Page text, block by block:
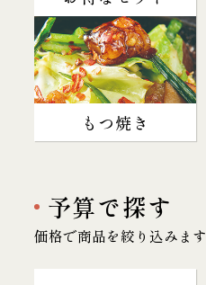
もつ焼き
予算で探す
価格で商品を絞り込みます